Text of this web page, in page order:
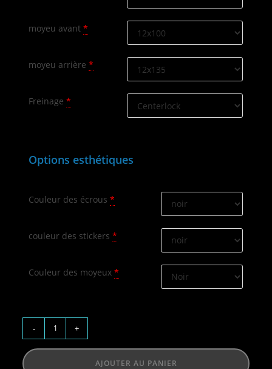
moyeu avant *
moyeu arrière *
Freinage *
Options esthétiques
Couleur des écrous *
couleur des stickers *
Couleur des moyeux *
- +
AJOUTER AU PANIER